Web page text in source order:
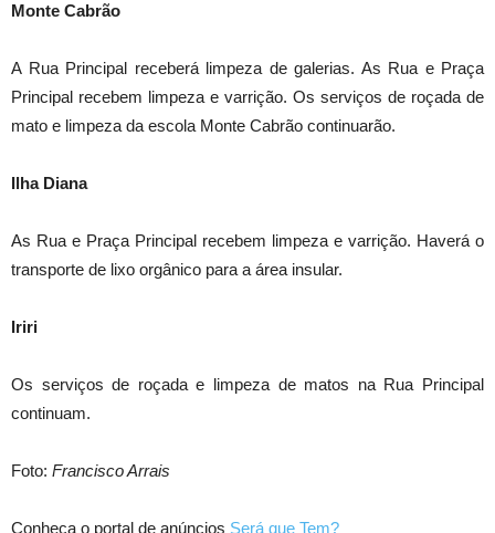
Monte Cabrão
A Rua Principal receberá limpeza de galerias. As Rua e Praça
Principal recebem limpeza e varrição. Os serviços de roçada de
mato e limpeza da escola Monte Cabrão continuarão.
Ilha Diana
As Rua e Praça Principal recebem limpeza e varrição. Haverá o
transporte de lixo orgânico para a área insular.
Iriri
Os serviços de roçada e limpeza de matos na Rua Principal
continuam.
Foto: Francisco Arrais
Conheça o portal de anúncios Será que Tem?